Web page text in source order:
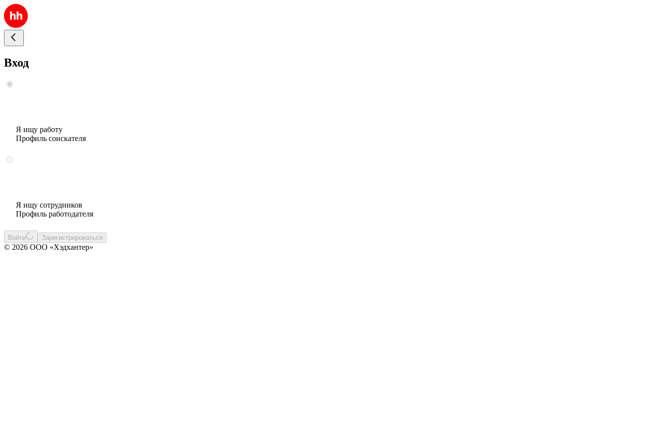
Вход
Я ищу работу
Профиль соискателя
Я ищу сотрудников
Профиль работодателя
Войти Зарегистрироваться
© 2026 ООО «Хэдхантер»